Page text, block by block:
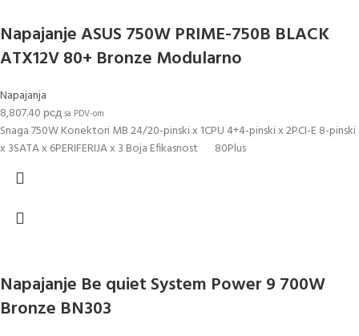
Napajanje ASUS 750W PRIME-750B BLACK
ATX12V 80+ Bronze Modularno
Napajanja
8,807.40 рсдsa PDV-om
Snaga 750W Konektori MB 24/20-pinski x 1CPU 4+4-pinski x 2PCI-E 8-pinski
x 3SATA x 6PERIFERIJA x 3 Boja Efikasnost 80Plus
Napajanje Be quiet System Power 9 700W
Bronze BN303